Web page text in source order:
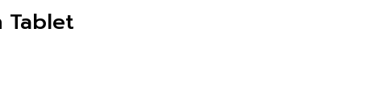
Tablet